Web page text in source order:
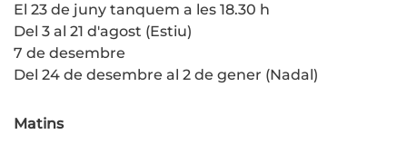
El 23 de juny tanquem a les 18.30 h
Del 3 al 21 d'agost (Estiu)
7 de desembre
Del 24 de desembre al 2 de gener (Nadal)
Matins